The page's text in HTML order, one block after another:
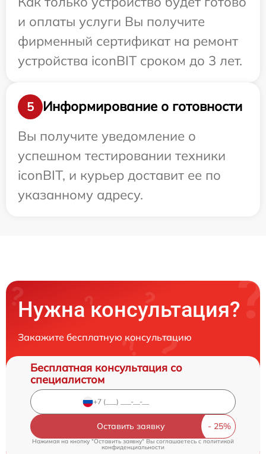
и оплаты услуги Вы получите
фирменный сертификат на ремонт
устройства iconBIT сроком до 3 лет.
5
Информирование о готовности
Вы получите уведомление о
успешном тестировании техники
iconBIT, и курьер доставит ее по
указанному адресу.
Нужна консультация?
Закажите бесплатную консультацию
Бесплатная консультация со
специалистом
Оставить заявку
Нажимая на кнопку "Оставить заявку" Вы соглашаетесь cполитикой
конфиденциальности